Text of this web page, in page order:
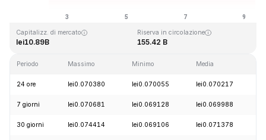
Capitalizz. di mercato
lei10.89B
Riserva in circolazione
155.42 B
Periodo Massimo Minimo Media
24 ore lei0.070380 lei0.070055 lei0.070217
7 giorni lei0.070681 lei0.069128 lei0.069988
30 giorni lei0.074414 lei0.069106 lei0.071378